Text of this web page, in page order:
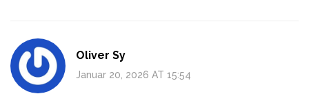
Oliver Sy
Januar 20, 2026 AT 15:54